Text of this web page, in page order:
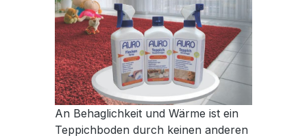
An Behaglichkeit und Wärme ist ein
Teppichboden durch keinen anderen